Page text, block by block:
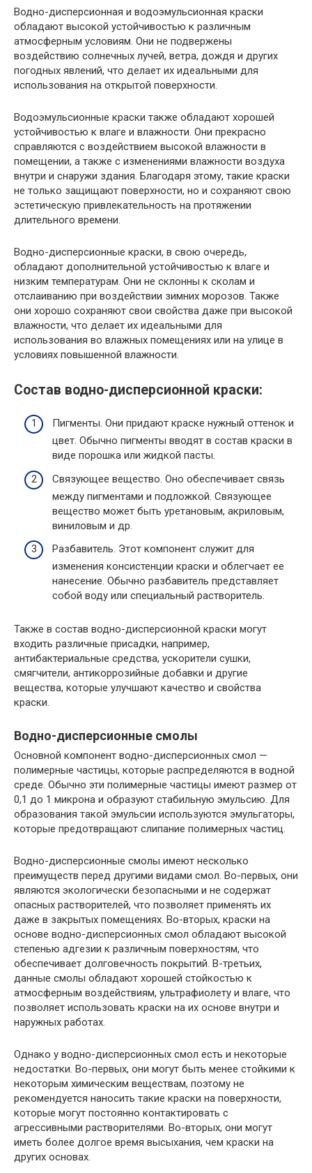
Водно-дисперсионная и водоэмульсионная краски
обладают высокой устойчивостью к различным
атмосферным условиям. Они не подвержены
воздействию солнечных лучей, ветра, дождя и других
погодных явлений, что делает их идеальными для
использования на открытой поверхности.
Водоэмульсионные краски также обладают хорошей
устойчивостью к влаге и влажности. Они прекрасно
справляются с воздействием высокой влажности в
помещении, а также с изменениями влажности воздуха
внутри и снаружи здания. Благодаря этому, такие краски
не только защищают поверхности, но и сохраняют свою
эстетическую привлекательность на протяжении
длительного времени.
Водно-дисперсионные краски, в свою очередь,
обладают дополнительной устойчивостью к влаге и
низким температурам. Они не склонны к сколам и
отслаиванию при воздействии зимних морозов. Также
они хорошо сохраняют свои свойства даже при высокой
влажности, что делает их идеальными для
использования во влажных помещениях или на улице в
условиях повышенной влажности.
Состав водно-дисперсионной краски:
Пигменты. Они придают краске нужный оттенок и
цвет. Обычно пигменты вводят в состав краски в
виде порошка или жидкой пасты.
Связующее вещество. Оно обеспечивает связь
между пигментами и подложкой. Связующее
вещество может быть уретановым, акриловым,
виниловым и др.
Разбавитель. Этот компонент служит для
изменения консистенции краски и облегчает ее
нанесение. Обычно разбавитель представляет
собой воду или специальный растворитель.
Также в состав водно-дисперсионной краски могут
входить различные присадки, например,
антибактериальные средства, ускорители сушки,
смягчители, антикоррозийные добавки и другие
вещества, которые улучшают качество и свойства
краски.
Водно-дисперсионные смолы
Основной компонент водно-дисперсионных смол —
полимерные частицы, которые распределяются в водной
среде. Обычно эти полимерные частицы имеют размер от
0,1 до 1 микрона и образуют стабильную эмульсию. Для
образования такой эмульсии используются эмульгаторы,
которые предотвращают слипание полимерных частиц.
Водно-дисперсионные смолы имеют несколько
преимуществ перед другими видами смол. Во-первых, они
являются экологически безопасными и не содержат
опасных растворителей, что позволяет применять их
даже в закрытых помещениях. Во-вторых, краски на
основе водно-дисперсионных смол обладают высокой
степенью адгезии к различным поверхностям, что
обеспечивает долговечность покрытий. В-третьих,
данные смолы обладают хорошей стойкостью к
атмосферным воздействиям, ультрафиолету и влаге, что
позволяет использовать краски на их основе внутри и
наружных работах.
Однако у водно-дисперсионных смол есть и некоторые
недостатки. Во-первых, они могут быть менее стойкими к
некоторым химическим веществам, поэтому не
рекомендуется наносить такие краски на поверхности,
которые могут постоянно контактировать с
агрессивными растворителями. Во-вторых, они могут
иметь более долгое время высыхания, чем краски на
других основах.